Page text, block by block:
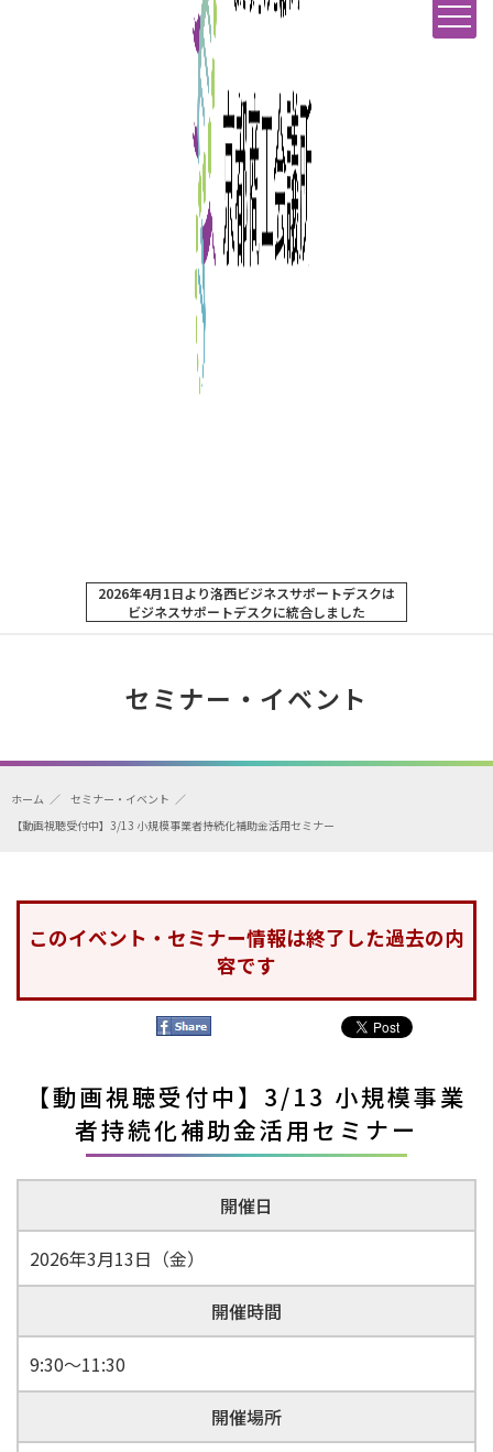
2026年4月1日より洛西ビジネスサポートデスクは
ビジネスサポートデスクに統合しました
セミナー・イベント
ホーム
セミナー・イベント
【動画視聴受付中】3/13 小規模事業者持続化補助金活用セミナー
このイベント・セミナー情報は終了した過去の内
容です
【動画視聴受付中】3/13 小規模事業
者持続化補助金活用セミナー
開催日
2026年3月13日（金）
開催時間
9:30～11:30
開催場所